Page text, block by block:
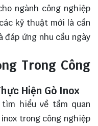
ngành công nghiệp
kỹ thuật mới là cần
ứng nhu cầu ngày
Trong Công
Hiện Gò Inox
tìm hiểuvề tầm quan
trong công nghiệp